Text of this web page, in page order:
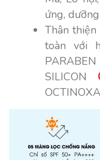
ứng,
Thân
toàn với
SILICON